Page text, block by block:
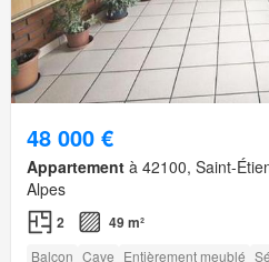
48 000 €
Appartement à 42100, Saint-
Alpes
2 49 m²
Balcon Cave Entièrement meublé